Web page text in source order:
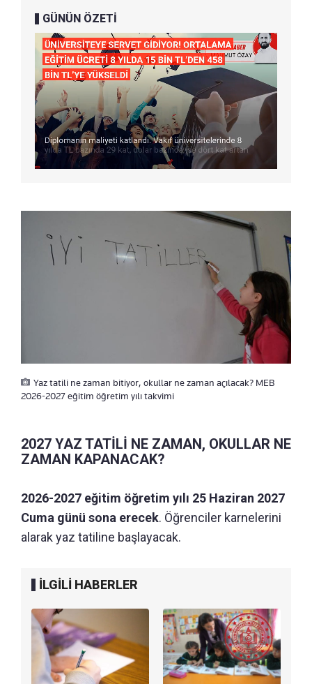
GÜNÜN ÖZETİ
Yaz tatili ne zaman bitiyor, okullar ne zaman açılacak? MEB
2026-2027 eğitim öğretim yılı takvimi
2027 YAZ TATİLİ NE ZAMAN, OKULLAR NE
ZAMAN KAPANACAK?
2026-2027 eğitim öğretim yılı 25 Haziran 2027
Cuma günü sona erecek. Öğrenciler karnelerini
alarak yaz tatiline başlayacak.
İLGİLİ HABERLER